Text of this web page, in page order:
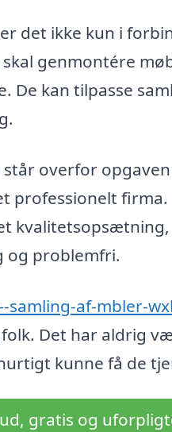
det ikke kun i
genmontére
De kan tilpasse
står overfor
professionelt firma.
og problemfri.
samling-af-mbler-
Det har aldrig
kunne få de
gratis og